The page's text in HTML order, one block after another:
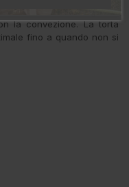
la convezione. La torta
fino a quando non si